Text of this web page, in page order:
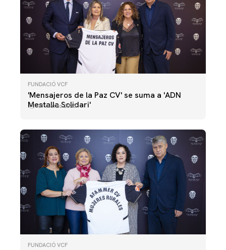
FUNDACIÓ VCF
'Mensajeros de la Paz CV' se suma a 'ADN
Mestalla Solidari'
31 marzo 2025
FUNDACIÓ VCF